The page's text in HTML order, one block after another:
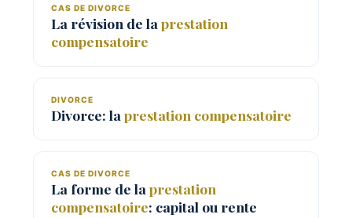
CAS DE DIVORCE
La révision de la prestation
compensatoire
DIVORCE
Divorce: la prestation compensatoire
CAS DE DIVORCE
La forme de la prestation
compensatoire: capital ou rente